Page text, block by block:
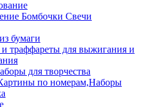
Бомбочки Свечи
бумаги
траффареты для выжигания и
для творчества
по номерам,Наборы